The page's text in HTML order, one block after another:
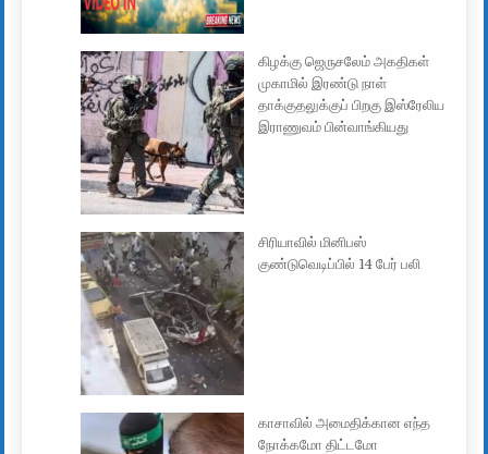
கிழக்கு ஜெருசலேம் அகதிகள்
முகாமில் இரண்டு நாள்
தாக்குதலுக்குப் பிறகு இஸ்ரேலிய
இராணுவம் பின்வாங்கியது
சிரியாவில் மினிபஸ்
குண்டுவெடிப்பில் 14 பேர் பலி
காசாவில் அமைதிக்கான எந்த
நோக்கமோ திட்டமோ